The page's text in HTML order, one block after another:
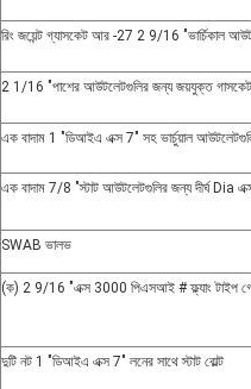
রিং জয়েন্ট গ্যাসকেট আর -27 2 9/16 "ভার্চিকাল
2 1/16 "পাশের আউটলেটগুলির জন্য জয়যুক্ত
এক বাদাম 1 "ডিআইএ এক্স 7" সহ ভার্চুয়াল
এক বাদাম 7/8 "স্টাট আউটলেটগুলির জন্য দীর্ঘ Dia
SWAB ভালভ
(ক) 2 9/16 "এক্স 3000 পিএসআই # ফ্ল্যাং টাইপ
দুটি নট 1 "ডিআইএ এক্স 7" লনের সাথে স্টাট বোল্ট